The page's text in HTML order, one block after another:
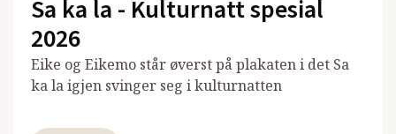
Sa ka la - Kulturnatt spesial
2026
Eike og Eikemo står øverst på plakaten i det Sa
ka la igjen svinger seg i kulturnatten